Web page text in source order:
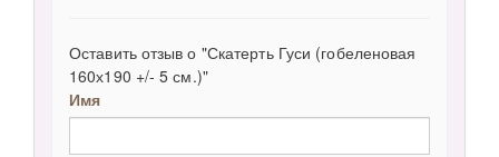
Оставить отзыв о "Скатерть Гуси (гобеленовая
160х190 +/- 5 см.)"
Имя